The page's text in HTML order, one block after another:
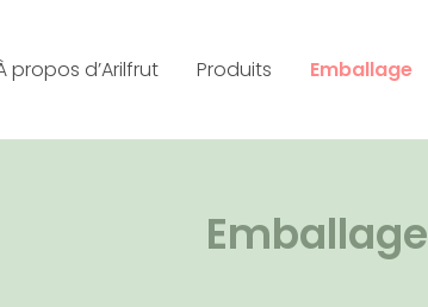
propos d’Arilfrut Produits Emballage
Emballage